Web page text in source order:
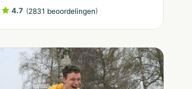
4.7 (2831 beoordelingen)